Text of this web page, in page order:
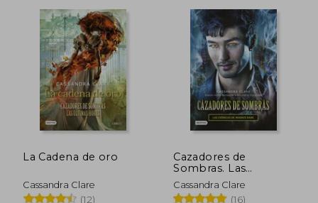
45%
dcto.
$ 159.051
$ 87.478
45%
dcto.
La Cadena de oro
Cassandra Clare
(12)
Cazadores de
Sombras. Las
Crónicas de Magnus
Bane
Cassandra Clare
(16)